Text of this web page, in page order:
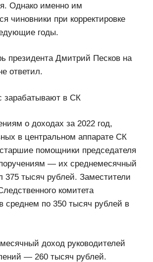
Однако именно им
чиновники при корректировке
годы.
президента Дмитрий Песков на
ответил.
зарабатывают в СК
о доходах за 2022 год,
в центральном аппарате СК
помощники председателя
— их среднемесячный
375 тысяч рублей. Заместители
комитета
среднем по 350 тысяч рублей в
доход руководителей
— 260 тысяч рублей.